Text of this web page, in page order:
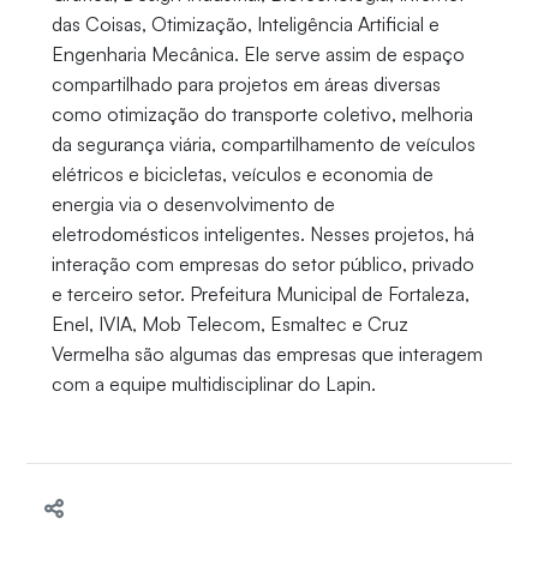
das Coisas, Otimização, Inteligência Artificial e
Engenharia Mecânica. Ele serve assim de espaço
compartilhado para projetos em áreas diversas
como otimização do transporte coletivo, melhoria
da segurança viária, compartilhamento de veículos
elétricos e bicicletas, veículos e economia de
energia via o desenvolvimento de
eletrodomésticos inteligentes. Nesses projetos, há
interação com empresas do setor público, privado
e terceiro setor. Prefeitura Municipal de Fortaleza,
Enel, IVIA, Mob Telecom, Esmaltec e Cruz
Vermelha são algumas das empresas que interagem
com a equipe multidisciplinar do Lapin.